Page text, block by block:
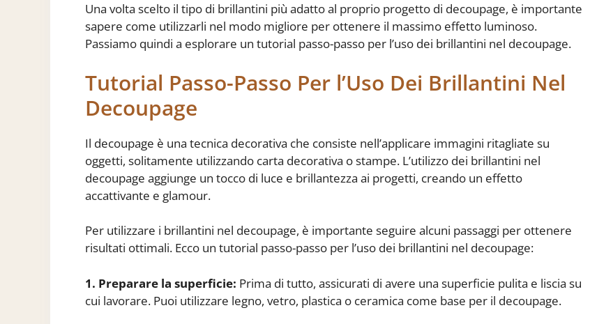
Una volta scelto il tipo di brillantini più adatto al proprio progetto di decoupage, è importante
sapere come utilizzarli nel modo migliore per ottenere il massimo effetto luminoso.
Passiamo quindi a esplorare un tutorial passo-passo per l’uso dei brillantini nel decoupage.
Tutorial Passo-Passo Per l’Uso Dei Brillantini Nel
Decoupage
Il decoupage è una tecnica decorativa che consiste nell’applicare immagini ritagliate su
oggetti, solitamente utilizzando carta decorativa o stampe. L’utilizzo dei brillantini nel
decoupage aggiunge un tocco di luce e brillantezza ai progetti, creando un effetto
accattivante e glamour.
Per utilizzare i brillantini nel decoupage, è importante seguire alcuni passaggi per ottenere
risultati ottimali. Ecco un tutorial passo-passo per l’uso dei brillantini nel decoupage:
1. Preparare la superficie: Prima di tutto, assicurati di avere una superficie pulita e liscia su
cui lavorare. Puoi utilizzare legno, vetro, plastica o ceramica come base per il decoupage.